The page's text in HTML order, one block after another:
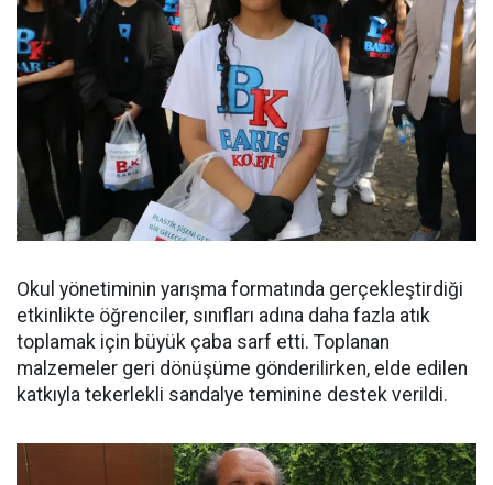
Okul yönetiminin yarışma formatında gerçekleştirdiği
etkinlikte öğrenciler, sınıfları adına daha fazla atık
toplamak için büyük çaba sarf etti. Toplanan
malzemeler geri dönüşüme gönderilirken, elde edilen
katkıyla tekerlekli sandalye teminine destek verildi.